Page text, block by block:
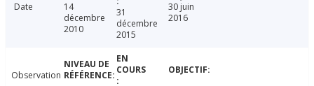
Date
14
décembre
2010
31
décembre
2015
30 juin
2016
Observation